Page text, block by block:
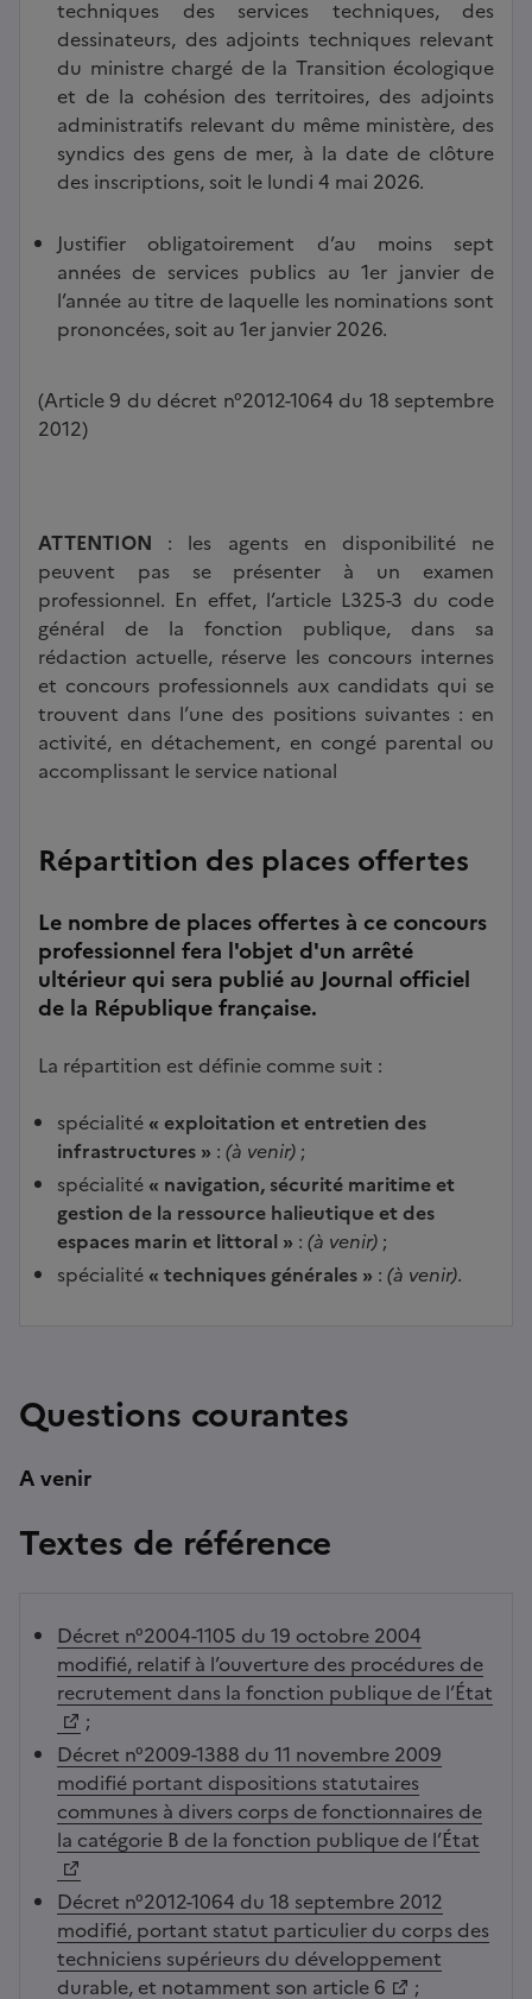
techniques des services techniques, des
dessinateurs, des adjoints techniques relevant
du ministre chargé de la Transition écologique
et de la cohésion des territoires, des adjoints
administratifs relevant du même ministère, des
syndics des gens de mer, à la date de clôture
des inscriptions, soit le lundi 4 mai 2026.
Justifier obligatoirement d’au moins sept
années de services publics au 1er janvier de
l’année au titre de laquelle les nominations sont
prononcées, soit au 1er janvier 2026.
(Article 9 du décret n°2012-1064 du 18 septembre
2012)
ATTENTION : les agents en disponibilité ne
peuvent pas se présenter à un examen
professionnel. En effet, l’article L325-3 du code
général de la fonction publique, dans sa
rédaction actuelle, réserve les concours internes
et concours professionnels aux candidats qui se
trouvent dans l’une des positions suivantes : en
activité, en détachement, en congé parental ou
accomplissant le service national
Répartition des places offertes
Le nombre de places offertes à ce concours
professionnel fera l'objet d'un arrêté
ultérieur qui sera publié au Journal officiel
de la République française.
La répartition est définie comme suit :
spécialité « exploitation et entretien des
infrastructures » : (à venir) ;
spécialité « navigation, sécurité maritime et
gestion de la ressource halieutique et des
espaces marin et littoral » : (à venir) ;
spécialité « techniques générales » : (à venir).
Questions courantes
A venir
Textes de référence
Décret n°2004-1105 du 19 octobre 2004
modifié, relatif à l’ouverture des procédures de
recrutement dans la fonction publique de l’État
;
Décret n°2009-1388 du 11 novembre 2009
modifié portant dispositions statutaires
communes à divers corps de fonctionnaires de
la catégorie B de la fonction publique de l’État
Décret n°2012-1064 du 18 septembre 2012
modifié, portant statut particulier du corps des
techniciens supérieurs du développement
durable, et notamment son article 6
;